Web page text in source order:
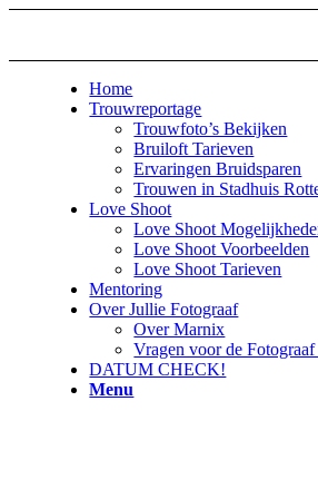
Home
Trouwreportage
Trouwfoto’s Bekijken
Bruiloft Tarieven
Ervaringen Bruidsparen
Trouwen in Stadhuis
Love Shoot
Love Shoot
Love Shoot Voorbeelden
Love Shoot Tarieven
Mentoring
Over Jullie Fotograaf
Over Marnix
Vragen voor de
DATUM CHECK!
Menu